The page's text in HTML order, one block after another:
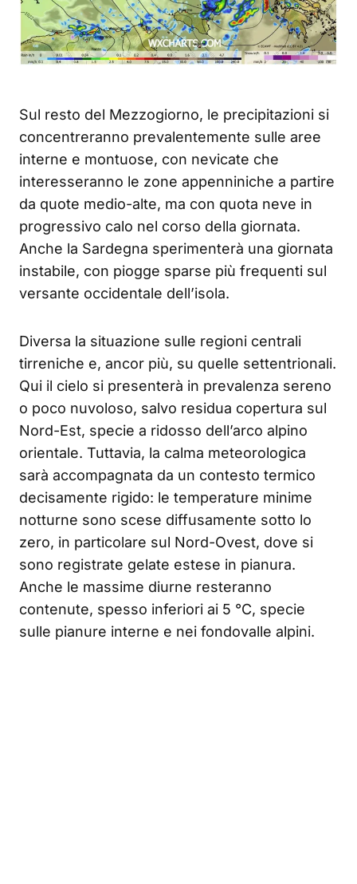
Sul resto del Mezzogiorno, le precipitazioni si
concentreranno prevalentemente sulle aree
interne e montuose, con nevicate che
interesseranno le zone appenniniche a partire
da quote medio-alte, ma con quota neve in
progressivo calo nel corso della giornata.
Anche la Sardegna sperimenterà una giornata
instabile, con piogge sparse più frequenti sul
versante occidentale dell’isola.
Diversa la situazione sulle regioni centrali
tirreniche e, ancor più, su quelle settentrionali.
Qui il cielo si presenterà in prevalenza sereno
o poco nuvoloso, salvo residua copertura sul
Nord-Est, specie a ridosso dell’arco alpino
orientale. Tuttavia, la calma meteorologica
sarà accompagnata da un contesto termico
decisamente rigido: le temperature minime
notturne sono scese diffusamente sotto lo
zero, in particolare sul Nord-Ovest, dove si
sono registrate gelate estese in pianura.
Anche le massime diurne resteranno
contenute, spesso inferiori ai 5 °C, specie
sulle pianure interne e nei fondovalle alpini.